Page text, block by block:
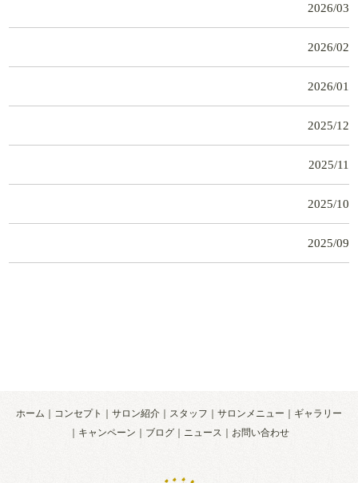
2026/03
2026/02
2026/01
2025/12
2025/11
2025/10
2025/09
ホーム コンセプト サロン紹介 スタッフ サロンメニュー
ギャラリー
キャンペーン
ブログ ニュース お問い合わせ